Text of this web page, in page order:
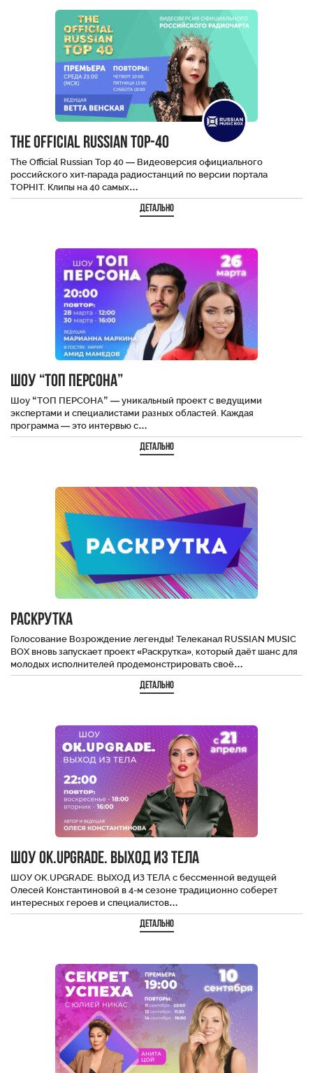
The Official Russian Top-40
The Official Russian Top 40 — Видеоверсия официального
российского хит-парада радиостанций по версии портала
TOPHIT. Клипы на 40 самых…
Детально
Шоу “ТОП ПЕРСОНА”
Шоу “ТОП ПЕРСОНА” — уникальный проект с ведущими
экспертами и специалистами разных областей. Каждая
программа — это интервью с…
Детально
РАСКРУТКА
Голосование Возрождение легенды! Телеканал RUSSIAN MUSIC
BOX вновь запускает проект «Раскрутка», который даёт шанс для
молодых исполнителей продемонстрировать своё…
Детально
ШОУ OK.UPGRADE. ВЫХОД ИЗ ТЕЛА
ШОУ OK.UPGRADE. ВЫХОД ИЗ ТЕЛА с бессменной ведущей
Олесей Константиновой в 4-м сезоне традиционно соберет
интересных героев и специалистов…
Детально